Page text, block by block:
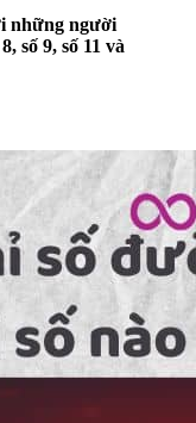
những người
số 9, số 11 và